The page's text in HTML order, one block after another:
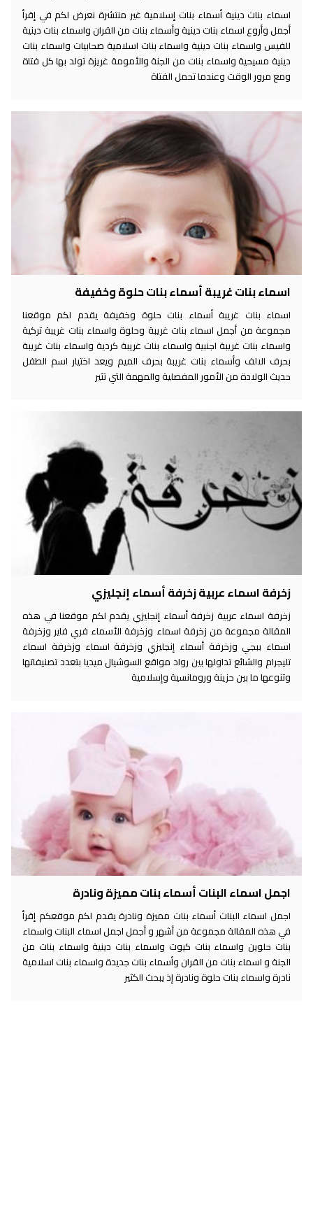
اسماء بنات دينية أسماء بنات إسلامية غير منتشرة نعرض لكم في إقرأ
أجمل وأروع اسماء بنات دينية وأسماء بنات من القران واسماء بنات دينية
للفيس واسماء بنات دينية واسماء بنات اسلامية صحابيات واسماء بنات
دينية مسيحية واسماء بنات من الجنة والأمومة غريزة تولد بها كل فتاة
ومع مرور الوقت وعندما تحمل الفتاة
اسماء بنات غريبة أسماء بنات حلوة وخفيفة
اسماء بنات غريبة أسماء بنات حلوة وخفيفة يقدم لكم موقعنا
مجموعة من أجمل اسماء بنات غريبة وحلوة واسماء بنات غريبة تركية
واسماء بنات غريبة اجنبية واسماء بنات غريبة كردية واسماء بنات غريبة
بحرف الالف وأسماء بنات غريبة بحرف الميم ويعد اختيار اسم الطفل
حديث الولادة من الأمور المفصلية والمهمة التي تثير
زخرفة اسماء عربية زخرفة أسماء إنجليزي
زخرفة اسماء عربية زخرفة أسماء إنجليزي يقدم لكم موقعنا في هذه
المقالة مجموعة من زخرفة اسماء وزخرفة الأسماء فري فاير وزخرفة
اسماء ببجي وزخرفة أسماء إنجليزي وزخرفة اسماء وزخرفة اسماء
تليجرام والشائع تداولها بين رواد مواقع السوشيال ميديا بتعدد تصنيفاتها
وتنوعها ما بين حزينة ورومانسية وإسلامية
اجمل اسماء البنات أسماء بنات مميزة ونادرة
اجمل اسماء البنات أسماء بنات مميزة ونادرة يقدم لكم موقعكم إقرأ
في هذه المقالة مجموعة من أشهر و أجمل اجمل اسماء البنات واسماء
بنات حلوين واسماء بنات كيوت واسماء بنات دينية واسماء بنات من
الجنة و اسماء بنات من القران وأسماء بنات جديدة واسماء بنات اسلامية
نادرة واسماء بنات حلوة ونادرة إذ يبحث الكثير